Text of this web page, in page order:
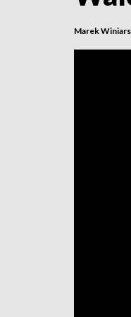
Marek